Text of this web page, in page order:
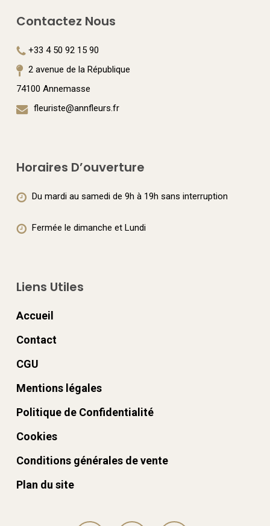
Contactez Nous
+33 4 50 92 15 90
2 avenue de la République
74100 Annemasse
fleuriste@annfleurs.fr
Horaires D’ouverture
Du mardi au samedi de 9h à 19h sans interruption
Fermée le dimanche et Lundi
Liens Utiles
Accueil
Contact
CGU
Mentions légales
Politique de Confidentialité
Cookies
Conditions générales de vente
Plan du site